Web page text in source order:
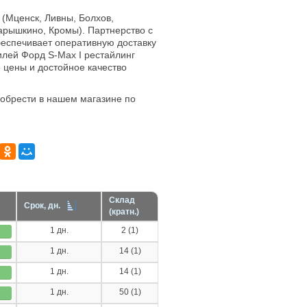
Ливны, Болхов,
Кромы). Партнерство с
оперативную доставку
Форд S-Max I рестайлинг
и достойное качество
в нашем магазине по
Срок, дн.
Склад
(кратн.)
1 дн.
2 (1)
1 дн. 14 (1)
1 дн. 14 (1)
1 дн. 50 (1)